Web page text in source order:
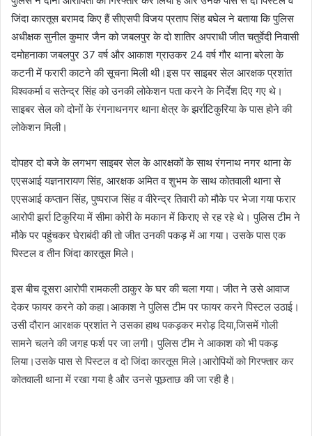
जिंदा कारतूस बरामद किए हैं सीएसपी विजय प्रताप सिंह बघेल ने बताया कि पुलिस
अधीक्षक सुनील कुमार जैन को जबलपुर के दो शातिर अपराधी जीत चतुर्वेदी निवासी
दमोहनाका जबलपुर 37 वर्ष और आकाश ग्राउकर 24 वर्ष गौर थाना बरेला के
कटनी में फरारी काटने की सूचना मिली थी।इस पर साइबर सेल आरक्षक प्रशांत
विश्वकर्मा व सतेन्द्र सिंह को उनकी लोकेशन पता करने के निर्देश दिए गए थे।
साइबर सेल को दोनों के रंगनाथनगर थाना क्षेत्र के झर्राटिकुरिया के पास होने की
लोकेशन मिली।
दोपहर दो बजे के लगभग साइबर सेल के आरक्षकों के साथ रंगनाथ नगर थाना के
एएसआई यज्ञनारायण सिंह, आरक्षक अमित व शुभम के साथ कोतवाली थाना से
एएसआई कप्तान सिंह, पुष्पराज सिंह व वीरेन्द्र तिवारी को मौके पर भेजा गया फरार
आरोपी झर्रा टिकुरिया में सीमा कोरी के मकान में किराए से रह रहे थे। पुलिस टीम ने
मौके पर पहुंचकर घेराबंदी की तो जीत उनकी पकड़ में आ गया। उसके पास एक
पिस्टल व तीन जिंदा कारतूस मिले।
इस बीच दूसरा आरोपी रामकली ठाकुर के घर की चला गया। जीत ने उसे आवाज
देकर फायर करने को कहा।आकाश ने पुलिस टीम पर फायर करने पिस्टल उठाई।
उसी दौरान आरक्षक प्रशांत ने उसका हाथ पकड़कर मरोड़ दिया,जिसमें गोली
सामने चलने की जगह फर्श पर जा लगी। पुलिस टीम ने आकाश को भी पकड़
लिया।उसके पास से पिस्टल व दो जिंदा कारतूस मिले।आरोपियों को गिरफ्तार कर
कोतवाली थाना में रखा गया है और उनसे पूछताछ की जा रही है।